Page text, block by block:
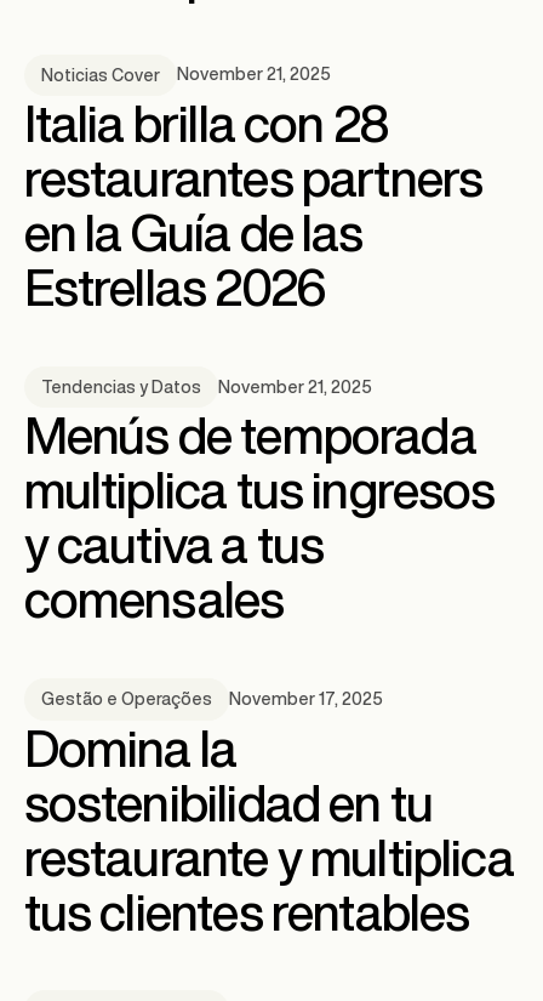
Noticias Cover November 21, 2025
Italia brilla con 28
restaurantes partners
en la Guía de las
Estrellas 2026
Tendencias y Datos November 21, 2025
Menús de temporada
multiplica tus ingresos
y cautiva a tus
comensales
Gestão e Operações November 17, 2025
Domina la
sostenibilidad en tu
restaurante y multiplica
tus clientes rentables